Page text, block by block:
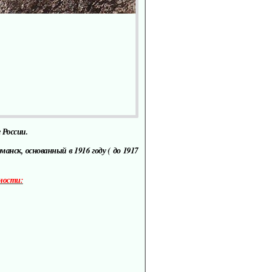
основанный в 1916 году ( до 1917